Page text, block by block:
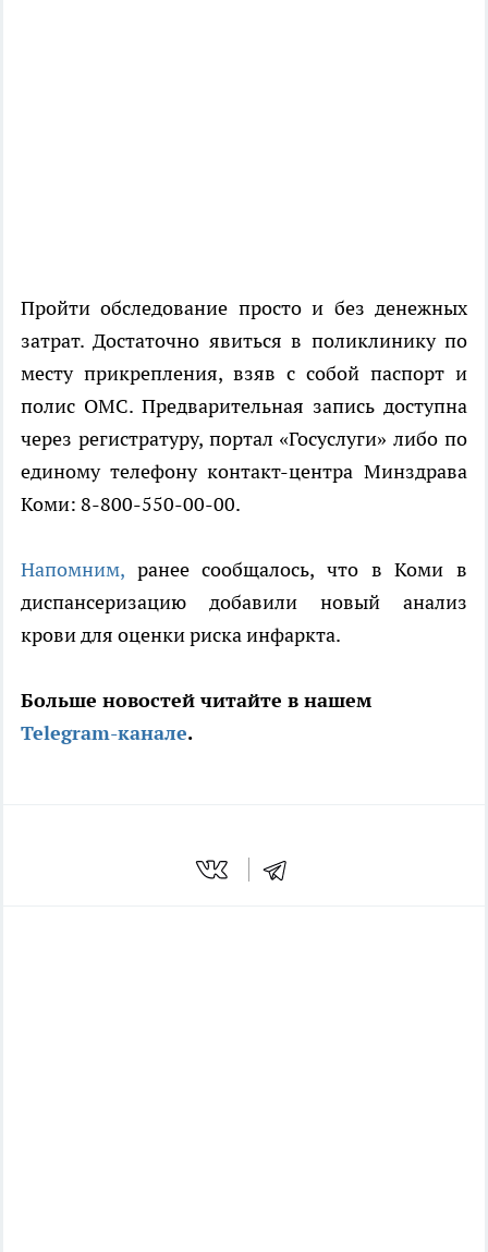
Пройти обследование просто и без денежных
затрат. Достаточно явиться в поликлинику по
месту прикрепления, взяв с собой паспорт и
полис ОМС. Предварительная запись доступна
через регистратуру, портал «Госуслуги» либо по
единому телефону контакт-центра Минздрава
Коми: 8-800-550-00-00.
Напомним, ранее сообщалось, что в Коми в
диспансеризацию добавили новый анализ
крови для оценки риска инфаркта.
Больше новостей читайте в нашем
Telegram-канале.